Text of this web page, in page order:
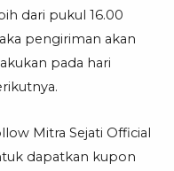
dari pukul 16.00
pengiriman akan
pada hari
Mitra Sejati Official
dapatkan kupon